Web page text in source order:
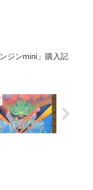
ジンmini」購入記